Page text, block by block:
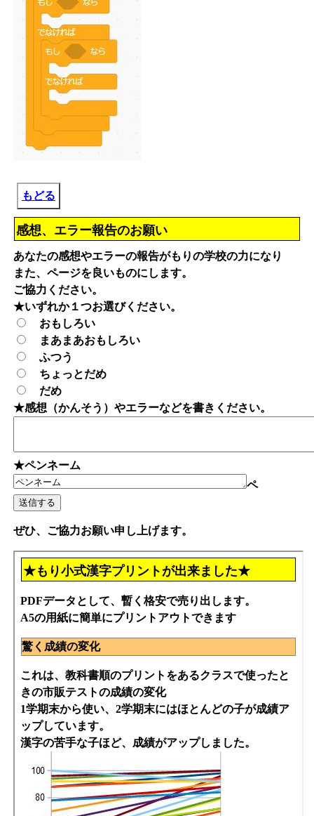
もどる
感想、エラー報告のお願い
あなたの感想やエラーの報告がもりの学校の力になり
また、ページを良いものにします。
ご協力ください。
★いずれか１つお選びください。
おもしろい
まあまあおもしろい
ふつう
ちょっとだめ
だめ
★感想（かんそう）やエラーなどを書きください。
★ペンネーム
ペ
ぜひ、ご協力お願い申し上げます。